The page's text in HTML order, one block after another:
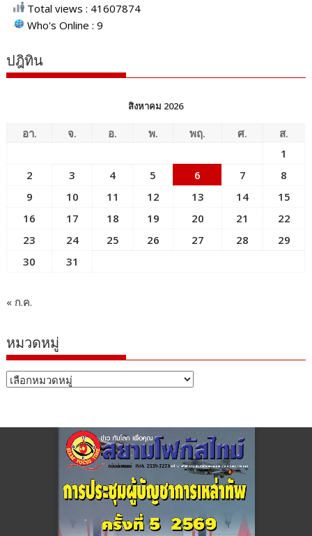
Total views : 41607874
Who's Online : 9
ปฎิทิน
สิงหาคม 2026
อา. จ. อ. พ. พฤ. ศ.
ส.
1
2
3 4 5 6 7
8
9
10 11 12 13 14
15
16
17 18 19 20 21
22
23
24 25 26 27 28
29
30
31
« ก.ค.
หมวดหมู่
หมวด